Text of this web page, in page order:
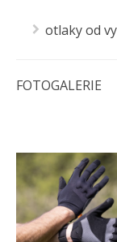
otlaky od
FOTOGALERIE